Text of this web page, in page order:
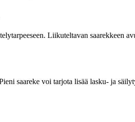
Liikuteltavan saarekkeen
saareke voi tarjota lisää lasku- ja